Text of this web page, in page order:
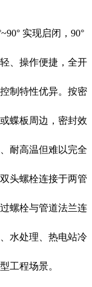
实现启闭，90°
、操作便捷，全开
制特性优异。按密
蝶板周边，密封效
耐高温但难以完全
头螺栓连接于两管
螺栓与管道法兰连
水处理、热电站冷
工程场景。